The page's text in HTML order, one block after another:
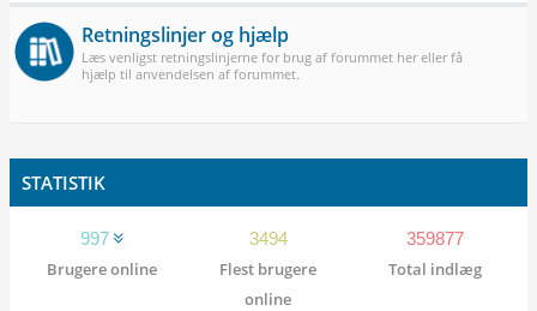
Retningslinjer og hjælp
Læs venligst retningslinjerne for brug af forummet her eller få
hjælp til anvendelsen af forummet.
STATISTIK
997
Brugere online
3494
Flest brugere
online
359877
Total indlæg